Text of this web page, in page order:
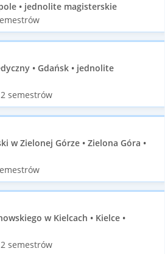
• jednolite magisterskie
• Gdańsk • jednolite
semestrów
w Zielonej Górze • Zielona Góra •
w Kielcach • Kielce •
semestrów